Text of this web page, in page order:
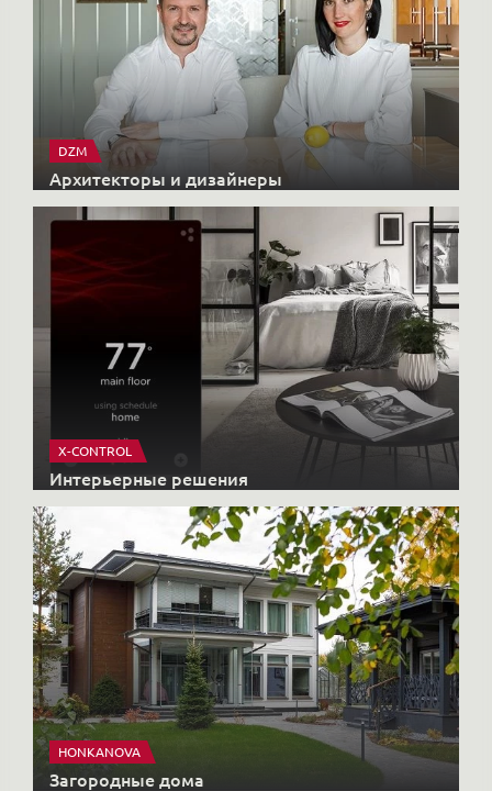
DZM
Архитекторы и дизайнеры
X-CONTROL
Интерьерные решения
HONKANOVA
Загородные дома